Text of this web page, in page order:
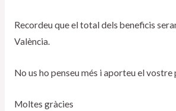
Recordeu que el total dels beneficis
València.
No us ho penseu més i aporteu el
Moltes gràcies